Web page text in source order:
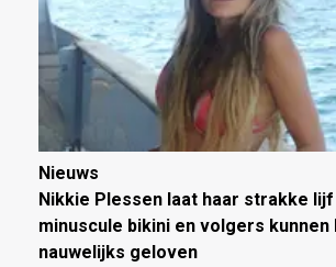
Nieuws
Nikkie Plessen laat haar strakke
minuscule bikini en volgers kunnen
nauwelijks geloven